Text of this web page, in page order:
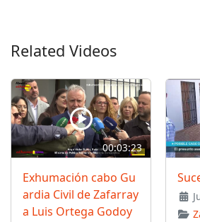
Related Videos
00:03:23
Exhumación cabo Gu
ardia Civil de Zafarray
a Luis Ortega Godoy